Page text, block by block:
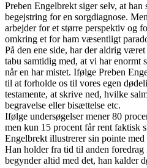
Preben Engelbrekt siger selv, at han
begejstring for en sorgdiagnose.
arbejder for et større perspektiv og
omkring et for ham væsentligt
På den ene side, har der aldrig
tabu samtidig med, at vi har enormt
når en har mistet. Ifølge Preben
til at forholde os til vores egen
testamente, at skrive ned, hvilke
begravelse eller bisættelse etc.
Ifølge undersøgelser mener 80
men kun 15 procent får rent faktisk
Engelbrekt illustrerer sin pointe
Han holder fra tid til anden foredrag
begynder altid med det, han kalder